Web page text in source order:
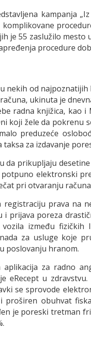
kampanja
je 55 zaslužilo
procedure
nekih od
ukinuta je
radna knjižica, kao
koji žele da
preduzeće
za izdavanje
da prikupljaju
elektronski
pri otvaranju
registraciju prava na
prijava poreza
između
za usluge koje
poslovanju hranom.
aplikacija za radno
eRecept u
se sprovode
proširen obuhvat
je poreski tretman